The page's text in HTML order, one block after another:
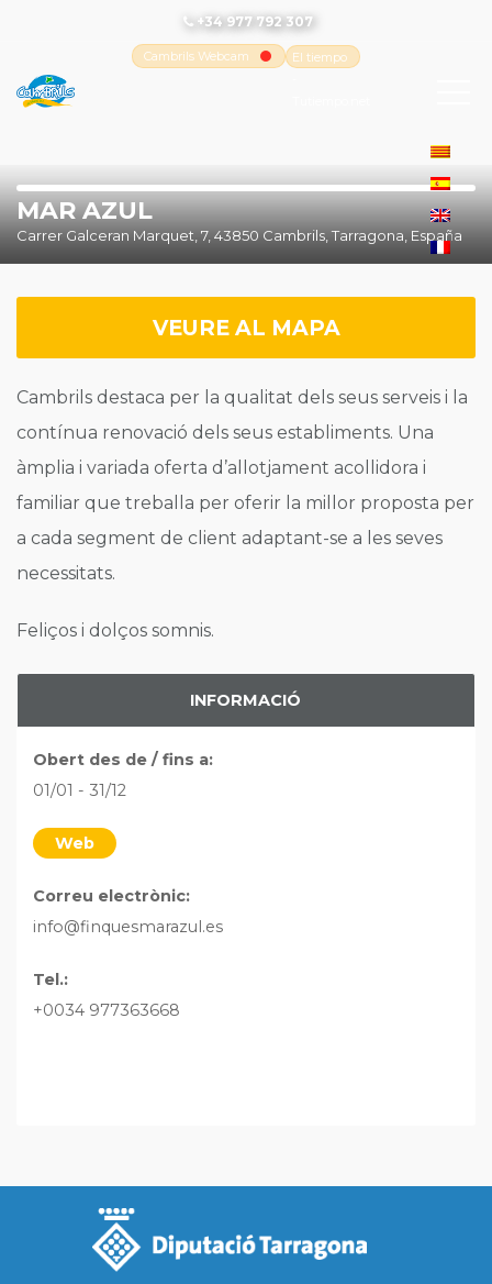
+34 977 792 307
Cambrils Webcam
El tiempo
MAR AZUL
Carrer Galceran Marquet, 7, 43850 Cambrils, Tarragona, España
VEURE AL MAPA
Cambrils destaca per la qualitat dels seus serveis i la
contínua renovació dels seus establiments. Una
àmplia i variada oferta d’allotjament acollidora i
familiar que treballa per oferir la millor proposta per
a cada segment de client adaptant-se a les seves
necessitats.
Feliços i dolços somnis.
INFORMACIÓ
Obert des de / fins a:
01/01 - 31/12
Web
Correu electrònic:
info@finquesmarazul.es
Tel.:
+0034 977363668